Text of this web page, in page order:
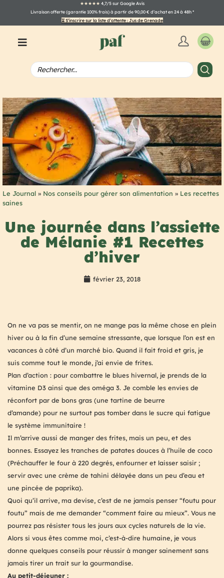
★★★★★ 4,7/5 sur Google Avis
Livraison offerte (garantie 100% frais) à partir de 90,00 € d’achat en 24 à 48h*
⏳ S’inscrire sur la liste d’attente : Jus de Grenade
Le Journal » Nos conseils pour gérer son alimentation » Les recettes
saines
Une journée dans l’assiette
de Mélanie #1 Recettes
d’hiver
février 23, 2018
On ne va pas se mentir, on ne mange pas la même chose en plein
hiver ou à la fin d’une semaine stressante, que lorsque l’on est en
vacances à côté d’un marché bio. Quand il fait froid et gris, je
suis comme tout le monde, j’ai envie de frites.
Plan d’action : pour combattre le blues hivernal, je prends de la
vitamine D3 ainsi que des oméga 3. Je comble les envies de
réconfort par de bons gras (une tartine de beurre
d’amande) pour ne surtout pas tomber dans le sucre qui fatigue
le système immunitaire !
Il m’arrive aussi de manger des frites, mais un peu, et des
bonnes. Essayez les tranches de patates douces à l’huile de coco
(Préchauffer le four à 220 degrés, enfourner et laisser saisir ;
servir avec une crème de tahini délayée dans un peu d’eau et
une pincée de paprika).
Quoi qu’il arrive, ma devise, c’est de ne jamais penser “foutu pour
foutu” mais de me demander “comment faire au mieux”. Vous ne
pourrez pas résister tous les jours aux cycles naturels de la vie.
Alors si vous êtes comme moi, c’est-à-dire humaine, je vous
donne quelques conseils pour réussir à manger sainement sans
jamais tirer un trait sur la gourmandise.
Au petit-déjeuner :